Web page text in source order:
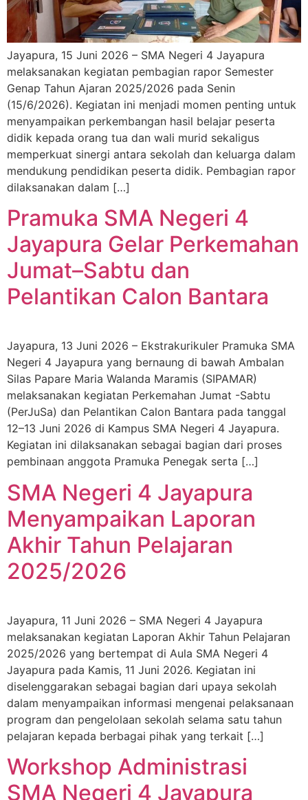
Jayapura, 15 Juni 2026 – SMA Negeri 4 Jayapura
melaksanakan kegiatan pembagian rapor Semester
Genap Tahun Ajaran 2025/2026 pada Senin
(15/6/2026). Kegiatan ini menjadi momen penting untuk
menyampaikan perkembangan hasil belajar peserta
didik kepada orang tua dan wali murid sekaligus
memperkuat sinergi antara sekolah dan keluarga dalam
mendukung pendidikan peserta didik. Pembagian rapor
dilaksanakan dalam […]
Pramuka SMA Negeri 4
Jayapura Gelar Perkemahan
Jumat–Sabtu dan
Pelantikan Calon Bantara
Jayapura, 13 Juni 2026 – Ekstrakurikuler Pramuka SMA
Negeri 4 Jayapura yang bernaung di bawah Ambalan
Silas Papare Maria Walanda Maramis (SIPAMAR)
melaksanakan kegiatan Perkemahan Jumat -Sabtu
(PerJuSa) dan Pelantikan Calon Bantara pada tanggal
12–13 Juni 2026 di Kampus SMA Negeri 4 Jayapura.
Kegiatan ini dilaksanakan sebagai bagian dari proses
pembinaan anggota Pramuka Penegak serta […]
SMA Negeri 4 Jayapura
Menyampaikan Laporan
Akhir Tahun Pelajaran
2025/2026
Jayapura, 11 Juni 2026 – SMA Negeri 4 Jayapura
melaksanakan kegiatan Laporan Akhir Tahun Pelajaran
2025/2026 yang bertempat di Aula SMA Negeri 4
Jayapura pada Kamis, 11 Juni 2026. Kegiatan ini
diselenggarakan sebagai bagian dari upaya sekolah
dalam menyampaikan informasi mengenai pelaksanaan
program dan pengelolaan sekolah selama satu tahun
pelajaran kepada berbagai pihak yang terkait […]
Workshop Administrasi
SMA Negeri 4 Jayapura